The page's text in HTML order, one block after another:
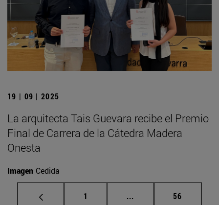
19 | 09 | 2025
La arquitecta Tais Guevara recibe el Premio
Final de Carrera de la Cátedra Madera
Onesta
Imagen Cedida
Página
1 ... Páginas intermedias
Página
56